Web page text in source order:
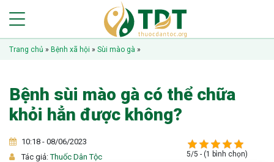
Trang chủ » Bệnh xã hội » Sùi mào gà »
Bệnh sùi mào gà có thể chữa
khỏi hẳn được không?
10:18 - 08/06/2023
Tác giả:Thuốc Dân Tộc 5/5 - (1 bình chọn)